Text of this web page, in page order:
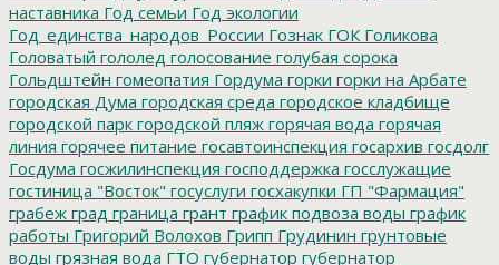
наставника Год семьи Год экологии
Год_единства_народов_России Гознак ГОК Голикова
Головатый гололед голосование голубая сорока
Гольдштейн гомеопатия Гордума горки горки на Арбате
городская Дума городская среда городское кладбище
городской парк городской пляж горячая вода горячая
линия горячее питание госавтоинспекция госархив госдолг
Госдума госжилинспекция господдержка госслужащие
гостиница "Восток" госуслуги госхакупки ГП "Фармация"
грабеж град граница грант график подвоза воды график
работы Григорий Волохов Грипп Грудинин грунтовые
воды грязная вода ГТО губернатор губернатор